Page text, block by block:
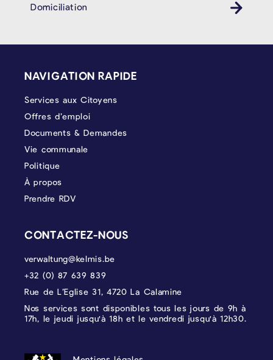
Domiciliation
NAVIGATION RAPIDE
Services aux Citoyens
Offres d’emploi
Documents & Demandes
Vie communale
Politique
À propos
Prendre RDV
CONTACTEZ-NOUS
verwaltung@kelmis.be
+32 (0) 87 639 839
Rue de L’Eglise 31, 4720 La Calamine
Nos services sont disponibles tous les jours de 9h à
17h, le jeudi jusqu'à 18h et le vendredi jusqu'à 12h30.
PROTECTION DES DONNÉES, MENTIONS